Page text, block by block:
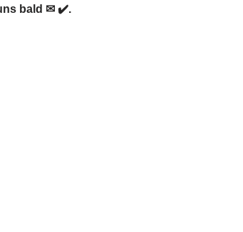
bald ✉ ✔️.